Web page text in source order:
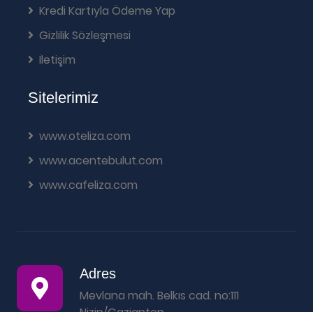
Kredi Kartıyla Ödeme Yap
Gizlilik Sözleşmesi
İletişim
Sitelerimiz
www.oteliza.com
www.acentebulut.com
www.cafeliza.com
Adres
Mevlana mah. Belkıs cad. no:111